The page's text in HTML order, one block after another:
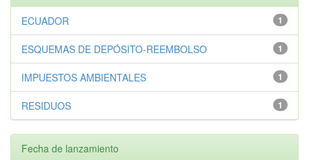
1
ECUADOR
1
ESQUEMAS DE DEPÓSITO-REEMBOLSO
1
IMPUESTOS AMBIENTALES
1
RESIDUOS
Fecha de lanzamiento